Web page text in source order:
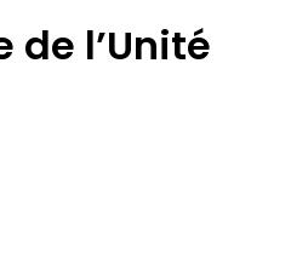
l’Unité